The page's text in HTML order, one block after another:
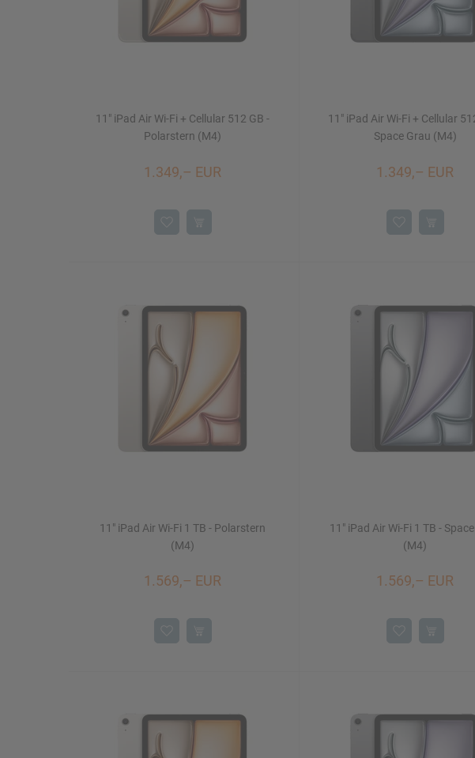
11" iPad Air Wi-Fi + Cellular 512 GB -
Polarstern (M4)
1.349,– EUR
11" iPad Air Wi-Fi + Cellular
Space Grau (M4)
1.349,– EUR
11" iPad Air Wi-Fi 1 TB - Polarstern
(M4)
1.569,– EUR
11" iPad Air Wi-Fi 1 TB -
(M4)
1.569,– EUR